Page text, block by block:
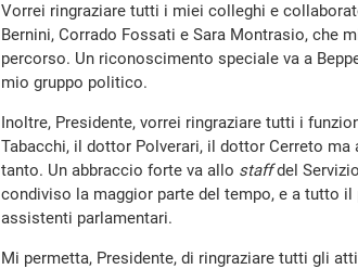
Vorrei ringraziare tutti i miei colleghi e
Bernini, Corrado Fossati e Sara Montrasio, che
percorso. Un riconoscimento speciale va a
mio gruppo politico.
Inoltre, Presidente, vorrei ringraziare tutti i
Tabacchi, il dottor Polverari, il dottor Cerreto
tanto. Un abbraccio forte va allo staffdel
condiviso la maggior parte del tempo, e a tutto
assistenti parlamentari.
Mi permetta, Presidente, di ringraziare tutti gli